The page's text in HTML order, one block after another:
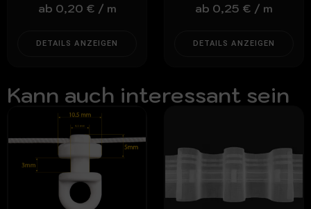
ab 0,20 € / m
DETAILS ANZEIGEN
ab 0,25 € / m
DETAILS ANZEIGEN
Kann auch interessant sein